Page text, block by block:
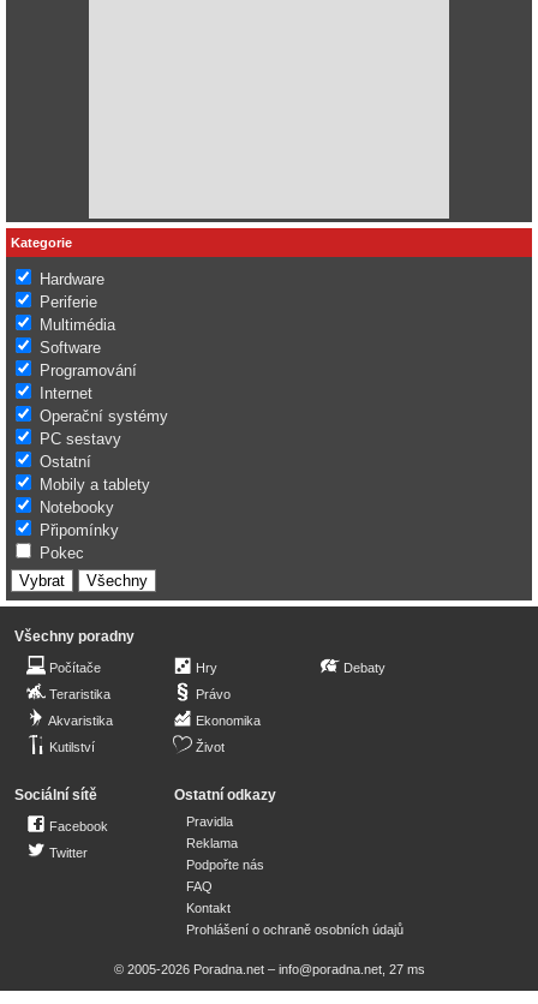
Kategorie
Hardware
Periferie
Multimédia
Software
Programování
Internet
Operační systémy
PC sestavy
Ostatní
Mobily a tablety
Notebooky
Připomínky
Pokec
Všechny poradny
Počítače
Teraristika
Akvaristika
Kutilství
Hry
Právo
Ekonomika
Život
Debaty
Sociální sítě
Facebook
Twitter
Ostatní odkazy
Pravidla
Reklama
Podpořte nás
FAQ
Kontakt
Prohlášení o ochraně osobních údajů
© 2005-2026 Poradna.net – info@poradna.net, 27 ms